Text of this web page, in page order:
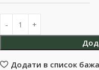
Додати в список